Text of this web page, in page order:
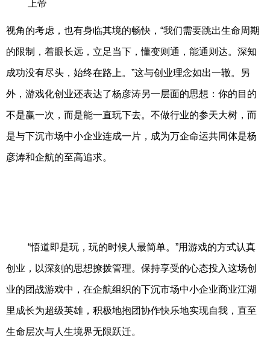
上帝
视角的考虑，也有身临其境的畅快，“我们需要跳出生命周期
的限制，着眼长远，立足当下，懂变则通，能通则达。深知
成功没有尽头，始终在路上。”这与创业理念如出一辙。另
外，游戏化创业还表达了杨彦涛另一层面的思想：你的目的
不是赢一次，而是能一直玩下去。不做行业的参天大树，而
是与下沉市场中小企业连成一片，成为万企命运共同体是杨
彦涛和企航的至高追求。
“悟道即是玩，玩的时候人最简单。”用游戏的方式认真
创业，以深刻的思想撩拨管理。保持享受的心态投入这场创
业的团战游戏中，在企航组织的下沉市场中小企业商业江湖
里成长为超级英雄，积极地抱团协作快乐地实现自我，直至
生命层次与人生境界无限跃迁。